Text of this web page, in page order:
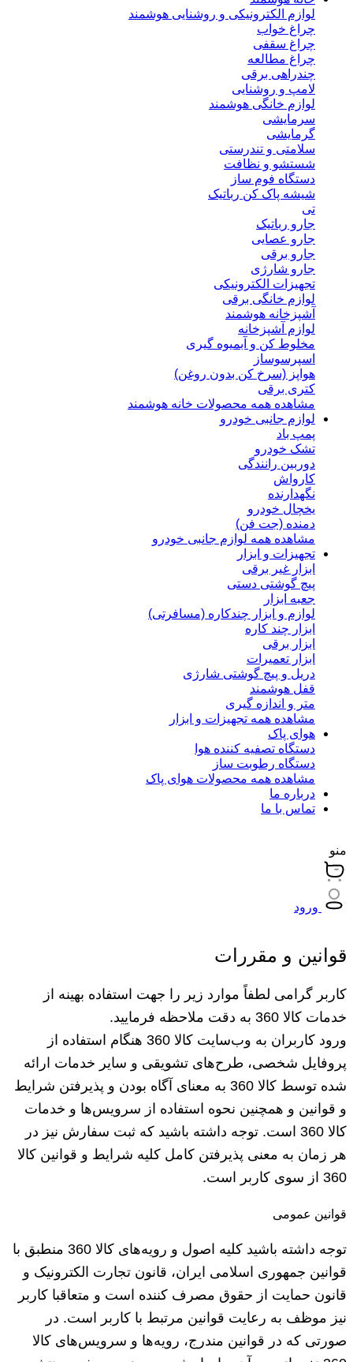
لوازم الکترونیکی و روشنایی هوشمند
چراغ خواب
چراغ سقفی
چراغ مطالعه
چندراهی برقی
لامپ و روشنایی
لوازم خانگی هوشمند
سرمایشی
گرمایشی
سلامتی و تندرستی
شستشو و نظافت
دستگاه فوم ساز
شیشه پاک کن رباتیک
تی
جارو رباتیک
جارو عصایی
جارو برقی
جارو شارژی
تجهیزات الکترونیکی
لوازم خانگی برقی
آشپزخانه هوشمند
لوازم آشپزخانه
مخلوط کن و آبمیوه گیری
اسپرسوساز
هواپز (سرخ کن بدون روغن)
کتری برقی
مشاهده همه محصولات خانه هوشمند
لوازم جانبی خودرو
پمپ باد
تشک خودرو
دوربین رانندگی
کارواش
نگهدارنده
یخچال خودرو
دمنده (جت فن)
مشاهده همه لوازم جانبی خودرو
تجهیزات و ابزار
ابزار غیر برقی
پیچ گوشتی دستی
جعبه ابزار
لوازم و ابزار چندکاره (مسافرتی)
ابزار چند کاره
ابزار برقی
ابزار تعمیرات
دریل و پیچ گوشتی شارژی
قفل هوشمند
متر و اندازه گیری
مشاهده همه تجهیزات و ابزار
هوای پاک
دستگاه تصفیه کننده هوا
دستگاه رطوبت ساز
مشاهده همه محصولات هوای پاک
درباره ما
تماس با ما
منو
ورود
قوانین و مقررات
کاربر گرامی لطفاً موارد زیر را جهت استفاده بهینه از
خدمات کالا 360 به دقت ملاحظه فرمایید.
ورود کاربران به وب‏‌سایت کالا 360 هنگام استفاده از
پروفایل شخصی، طرح‏‌های تشویقی و سایر خدمات ارائه
شده توسط کالا 360 به معنای آگاه بودن و پذیرفتن شرایط
و قوانین و همچنین نحوه استفاده از سرویس‌‏ها و خدمات
کالا 360 است. توجه داشته باشید که ثبت سفارش نیز در
هر زمان به معنی پذیرفتن کامل کلیه شرایط و قوانین کالا
360 از سوی کاربر است.
قوانین عمومی
توجه داشته باشید کلیه اصول و رویه‏‌های کالا 360 منطبق با
قوانین جمهوری اسلامی ایران، قانون تجارت الکترونیک و
قانون حمایت از حقوق مصرف کننده است و متعاقبا کاربر
نیز موظف به رعایت قوانین مرتبط با کاربر است. در
صورتی که در قوانین مندرج، رویه‏‌ها و سرویس‏‌های کالا